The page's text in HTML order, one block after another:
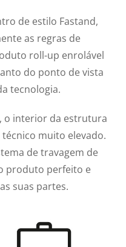
de estilo Fastand,
as regras de
roll-up enrolável
do ponto de vista
tecnologia.
o interior da estrutura
muito elevado.
de travagem de
produto perfeito e
suas partes.